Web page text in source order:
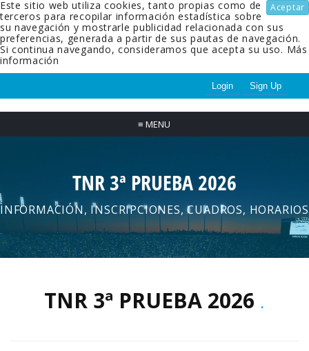
Aceptar
Este sitio web utiliza cookies, tanto propias como de
terceros para recopilar información estadística sobre
su navegación y mostrarle publicidad relacionada con sus
preferencias, generada a partir de sus pautas de navegación.
Si continua navegando, consideramos que acepta su uso. Más
información
Login Sign Up
≡ MENU
TNR 3ª PRUEBA 2026
INFORMACIÓN, INSCRIPCIONES, CUADROS, HORARIOS
TNR 3ª PRUEBA 2026 .